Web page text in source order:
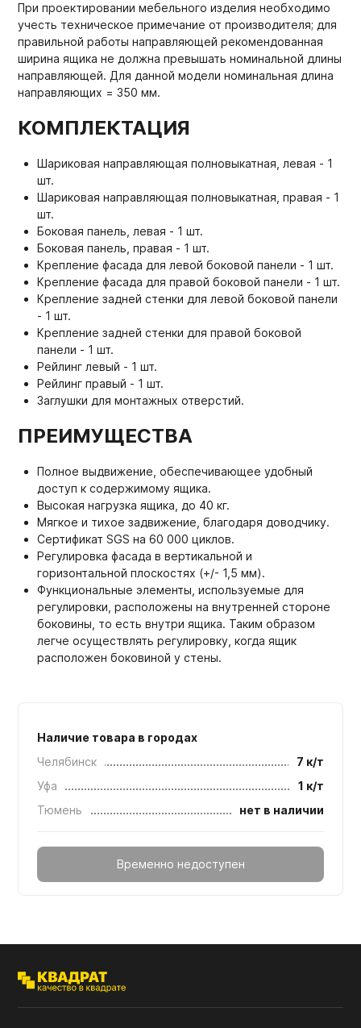
При проектировании мебельного изделия необходимо
учесть техническое примечание от производителя; для
правильной работы направляющей рекомендованная
ширина ящика не должна превышать номинальной длины
направляющей. Для данной модели номинальная длина
направляющих = 350 мм.
КОМПЛЕКТАЦИЯ
Шариковая направляющая полновыкатная, левая - 1
шт.
Шариковая направляющая полновыкатная, правая - 1
шт.
Боковая панель, левая - 1 шт.
Боковая панель, правая - 1 шт.
Крепление фасада для левой боковой панели - 1 шт.
Крепление фасада для правой боковой панели - 1 шт.
Крепление задней стенки для левой боковой панели
- 1 шт.
Крепление задней стенки для правой боковой
панели - 1 шт.
Рейлинг левый - 1 шт.
Рейлинг правый - 1 шт.
Заглушки для монтажных отверстий.
ПРЕИМУЩЕСТВА
Полное выдвижение, обеспечивающее удобный
доступ к содержимому ящика.
Высокая нагрузка ящика, до 40 кг.
Мягкое и тихое задвижение, благодаря доводчику.
Сертификат SGS на 60 000 циклов.
Регулировка фасада в вертикальной и
горизонтальной плоскостях (+/- 1,5 мм).
Функциональные элементы, используемые для
регулировки, расположены на внутренней стороне
боковины, то есть внутри ящика. Таким образом
легче осуществлять регулировку, когда ящик
расположен боковиной у стены.
Наличие товара в городах
Челябинск
7 к/т
Уфа
1 к/т
Тюмень
нет в наличии
Временно недоступен